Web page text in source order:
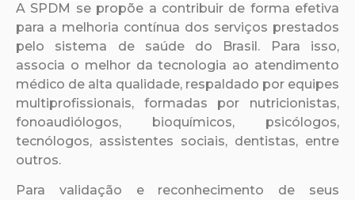
A SPDM se propõe a contribuir de forma efetiva
para a melhoria contínua dos serviços prestados
pelo sistema de saúde do Brasil. Para isso,
associa o melhor da tecnologia ao atendimento
médico de alta qualidade, respaldado por equipes
multiprofissionais, formadas por nutricionistas,
fonoaudiólogos, bioquímicos, psicólogos,
tecnólogos, assistentes sociais, dentistas, entre
outros.
Para validação e reconhecimento de seus